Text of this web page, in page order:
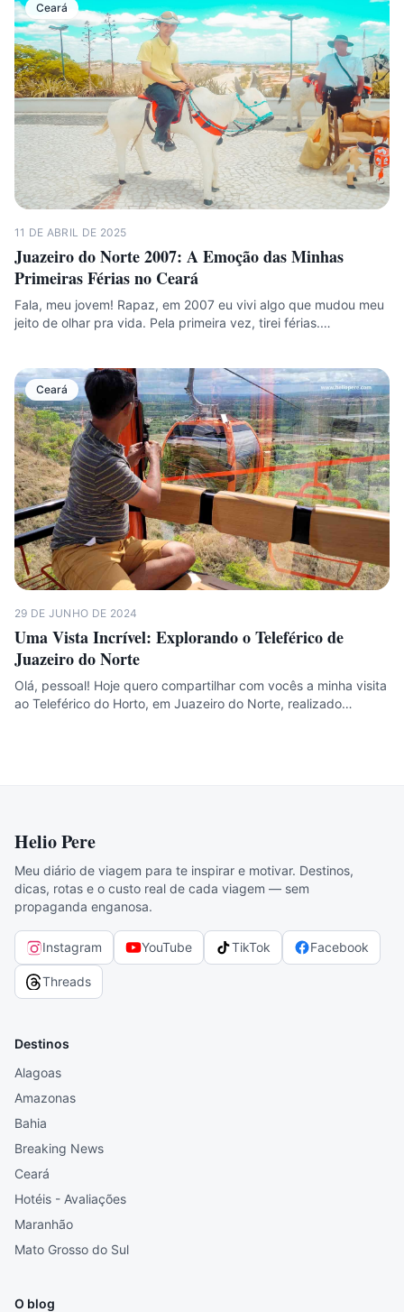
Ceará
11 DE ABRIL DE 2025
Juazeiro do Norte 2007: A Emoção das Minhas
Primeiras Férias no Ceará
Fala, meu jovem! Rapaz, em 2007 eu vivi algo que mudou meu
jeito de olhar pra vida. Pela primeira vez, tirei férias.…
Ceará
29 DE JUNHO DE 2024
Uma Vista Incrível: Explorando o Teleférico de
Juazeiro do Norte
Olá, pessoal! Hoje quero compartilhar com vocês a minha visita
ao Teleférico do Horto, em Juazeiro do Norte, realizado…
Helio Pere
Meu diário de viagem para te inspirar e motivar. Destinos,
dicas, rotas e o custo real de cada viagem — sem
propaganda enganosa.
Instagram YouTube TikTok Facebook
Threads
Destinos
Alagoas
Amazonas
Bahia
Breaking News
Ceará
Hotéis - Avaliações
Maranhão
Mato Grosso do Sul
O blog